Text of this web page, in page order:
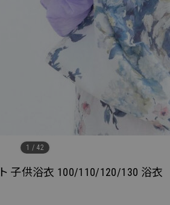
1 / 42
子供浴衣 100/110/120/130 浴衣